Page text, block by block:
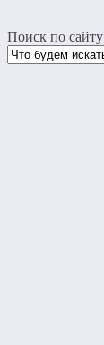
Поиск по сайту